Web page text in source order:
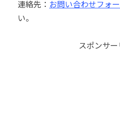
連絡先： お問い合わせフォ
い。
スポンサ